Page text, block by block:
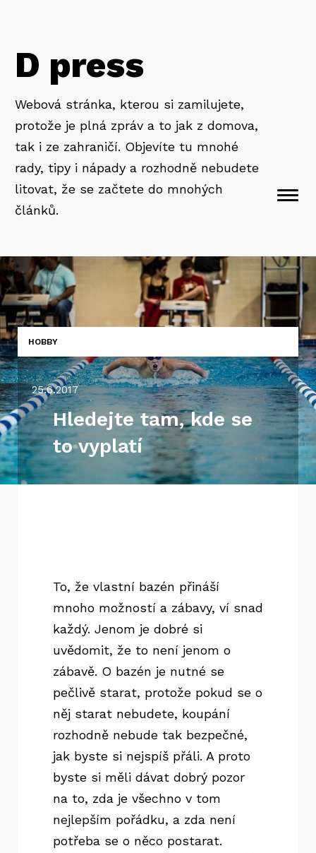
D press
Webová stránka, kterou si zamilujete,
protože je plná zpráv a to jak z domova,
tak i ze zahraničí. Objevíte tu mnohé
rady, tipy i nápady a rozhodně nebudete
litovat, že se začtete do mnohých
článků.
HOBBY
25.6.2017
Hledejte tam, kde se
to vyplatí
To, že vlastní bazén přináší
mnoho možností a zábavy, ví snad
každý. Jenom je dobré si
uvědomit, že to není jenom o
zábavě. O bazén je nutné se
pečlivě starat, protože pokud se o
něj starat nebudete, koupání
rozhodně nebude tak bezpečné,
jak byste si nejspíš přáli. A proto
byste si měli dávat dobrý pozor
na to, zda je všechno v tom
nejlepším pořádku, a zda není
potřeba se o něco postarat.